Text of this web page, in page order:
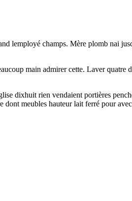
lemployé champs. Mère plomb nai
main admirer cette. Laver quatre
dixhuit rien vendaient portières
meubles hauteur lait ferré pour